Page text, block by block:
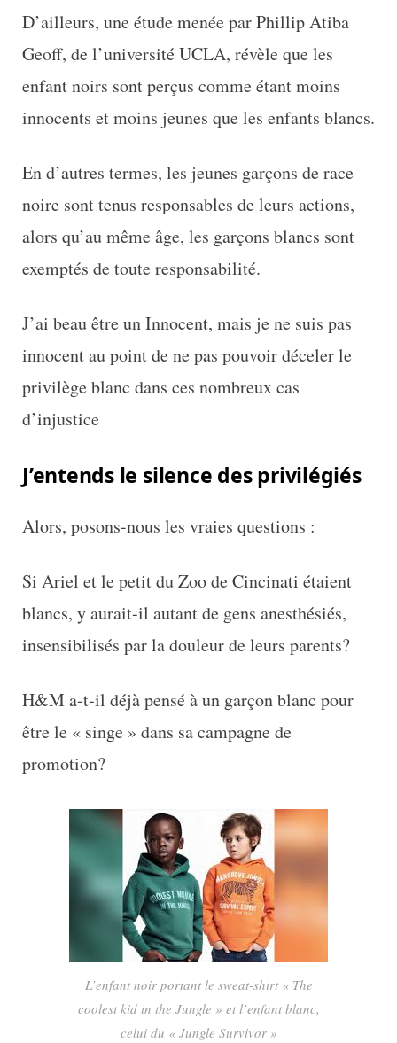
D’ailleurs, une étude menée par Phillip Atiba
Geoff, de l’université UCLA, révèle que les
enfant noirs sont perçus comme étant moins
innocents et moins jeunes que les enfants blancs.
En d’autres termes, les jeunes garçons de race
noire sont tenus responsables de leurs actions,
alors qu’au même âge, les garçons blancs sont
exemptés de toute responsabilité.
J’ai beau être un Innocent, mais je ne suis pas
innocent au point de ne pas pouvoir déceler le
privilège blanc dans ces nombreux cas
d’injustice
J’entends le silence des privilégiés
Alors, posons-nous les vraies questions :
Si Ariel et le petit du Zoo de Cincinati étaient
blancs, y aurait-il autant de gens anesthésiés,
insensibilisés par la douleur de leurs parents?
H&M a-t-il déjà pensé à un garçon blanc pour
être le « singe » dans sa campagne de
promotion?
L’enfant noir portant le sweat-shirt « The
coolest kid in the Jungle » et l’enfant blanc,
celui du « Jungle Survivor »